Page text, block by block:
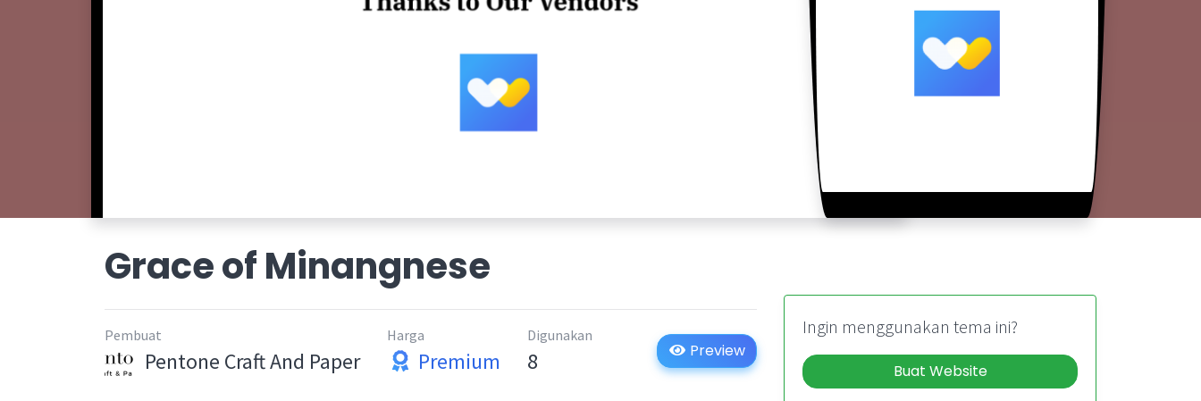
Grace of Minangnese
Pembuat
Pentone Craft And Paper
Harga
Premium
Digunakan
8 Preview
Ingin menggunakan tema ini?
Buat Website